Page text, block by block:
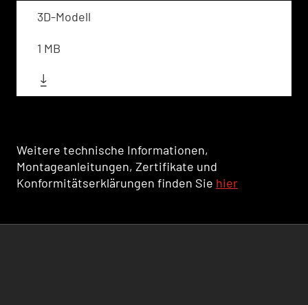
3D-Modell
1 MB
Weitere technische Informationen,
Montageanleitungen, Zertifikate und
Konformitätserklärungen finden Sie hier